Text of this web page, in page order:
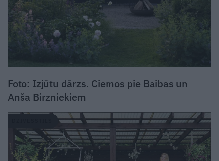
Foto: Izjūtu dārzs. Ciemos pie Baibas un
Anša Birzniekiem